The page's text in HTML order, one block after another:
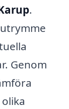
.
Genom